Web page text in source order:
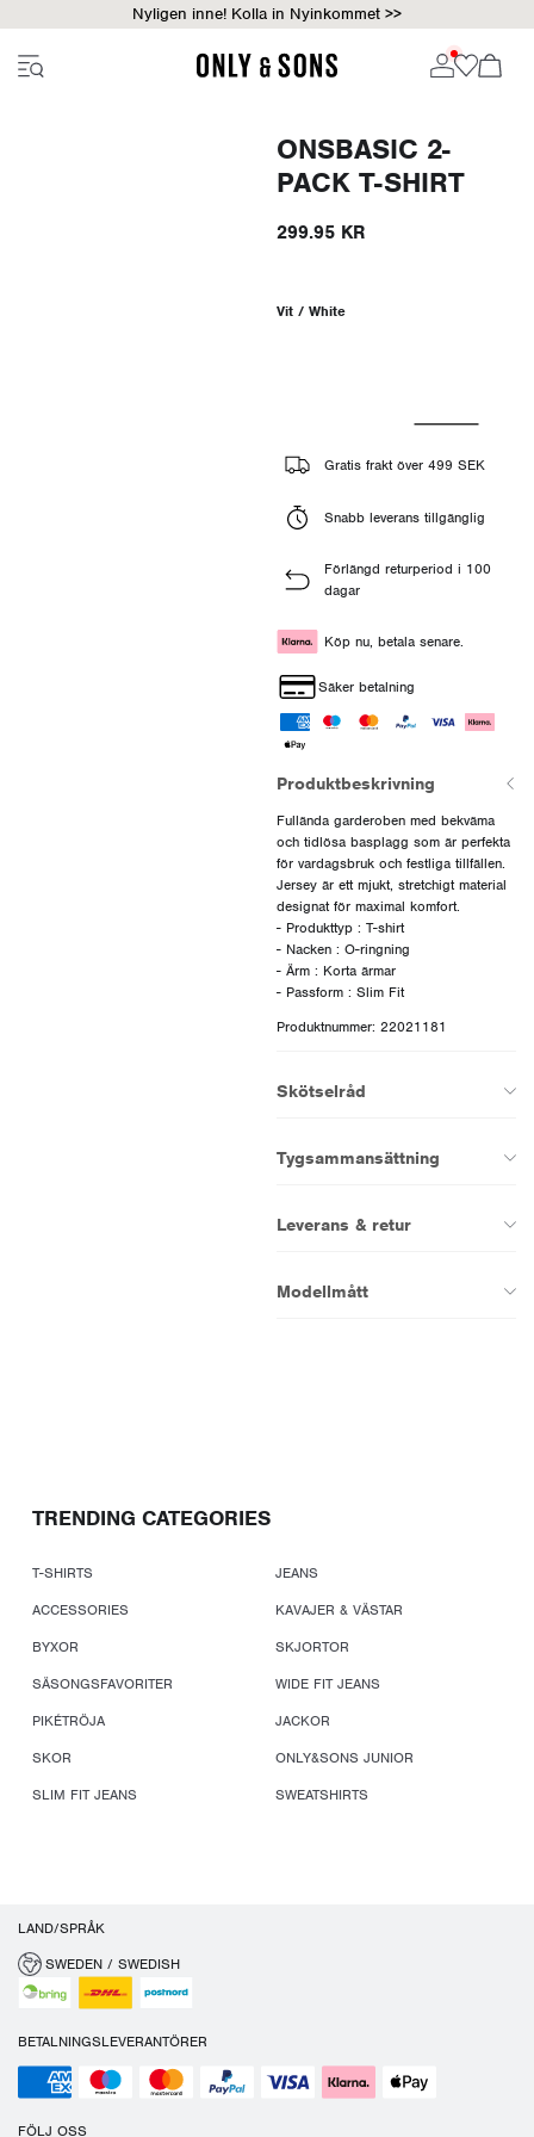
Nyligen inne! Kolla in Nyinkommet >>
ONSBASIC 2-
PACK T-SHIRT
299.95 KR
Vit / White
Gratis frakt över 499 SEK
Snabb leverans tillgänglig
Förlängd returperiod i 100
dagar
Köp nu, betala senare.
Säker betalning
Produktbeskrivning
Fullända garderoben med bekväma
och tidlösa basplagg som är perfekta
för vardagsbruk och festliga tillfällen.
Jersey är ett mjukt, stretchigt material
designat för maximal komfort.
- Produkttyp : T-shirt
- Nacken : O-ringning
- Ärm : Korta ärmar
- Passform : Slim Fit
Produktnummer: 22021181
Skötselråd
Tygsammansättning
Leverans & retur
Modellmått
TRENDING CATEGORIES
T-SHIRTS
JEANS
ACCESSORIES
KAVAJER & VÄSTAR
BYXOR
SKJORTOR
SÄSONGSFAVORITER
WIDE FIT JEANS
PIKÉTRÖJA
JACKOR
SKOR
ONLY&SONS JUNIOR
SLIM FIT JEANS
SWEATSHIRTS
LAND/SPRÅK
SWEDEN / SWEDISH
BETALNINGSLEVERANTÖRER
FÖLJ OSS